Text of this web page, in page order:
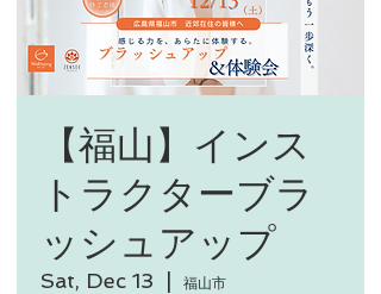
【福山】インス
トラクターブラ
ッシュアップ
Sat, Dec 13
  |
福山市